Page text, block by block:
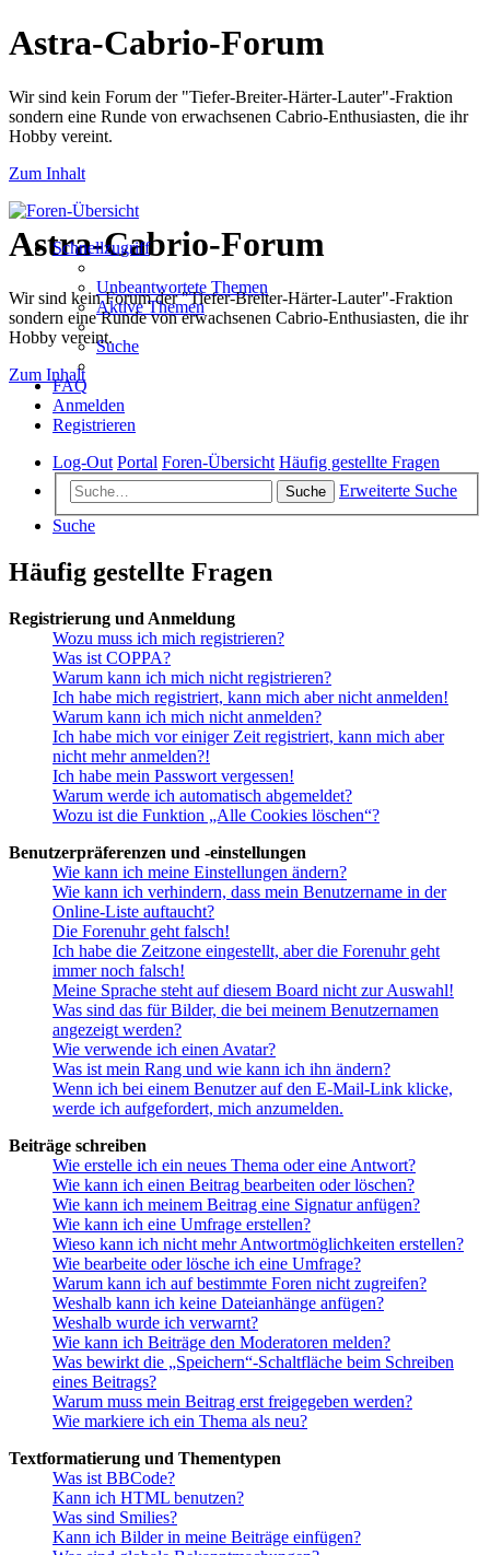
Astra-Cabrio-Forum
Wir sind kein Forum der "Tiefer-Breiter-Härter-Lauter"-Fraktion
sondern eine Runde von erwachsenen Cabrio-Enthusiasten, die ihr
Hobby vereint.
Zum Inhalt
Astra-Cabrio-Forum
Wir sind kein Forum der "Tiefer-Breiter-Härter-Lauter"-Fraktion
sondern eine Runde von erwachsenen Cabrio-Enthusiasten, die ihr
Hobby vereint.
Zum Inhalt
Schnellzugriff
Unbeantwortete Themen
Aktive Themen
Suche
FAQ
Anmelden
Registrieren
Log-Out Portal Foren-Übersicht Häufig gestellte Fragen
Suche
Erweiterte Suche
Suche
Häufig gestellte Fragen
Registrierung und Anmeldung
Wozu muss ich mich registrieren?
Was ist COPPA?
Warum kann ich mich nicht registrieren?
Ich habe mich registriert, kann mich aber nicht anmelden!
Warum kann ich mich nicht anmelden?
Ich habe mich vor einiger Zeit registriert, kann mich aber
nicht mehr anmelden?!
Ich habe mein Passwort vergessen!
Warum werde ich automatisch abgemeldet?
Wozu ist die Funktion „Alle Cookies löschen“?
Benutzerpräferenzen und -einstellungen
Wie kann ich meine Einstellungen ändern?
Wie kann ich verhindern, dass mein Benutzername in der
Online-Liste auftaucht?
Die Forenuhr geht falsch!
Ich habe die Zeitzone eingestellt, aber die Forenuhr geht
immer noch falsch!
Meine Sprache steht auf diesem Board nicht zur Auswahl!
Was sind das für Bilder, die bei meinem Benutzernamen
angezeigt werden?
Wie verwende ich einen Avatar?
Was ist mein Rang und wie kann ich ihn ändern?
Wenn ich bei einem Benutzer auf den E-Mail-Link klicke,
werde ich aufgefordert, mich anzumelden.
Beiträge schreiben
Wie erstelle ich ein neues Thema oder eine Antwort?
Wie kann ich einen Beitrag bearbeiten oder löschen?
Wie kann ich meinem Beitrag eine Signatur anfügen?
Wie kann ich eine Umfrage erstellen?
Wieso kann ich nicht mehr Antwortmöglichkeiten erstellen?
Wie bearbeite oder lösche ich eine Umfrage?
Warum kann ich auf bestimmte Foren nicht zugreifen?
Weshalb kann ich keine Dateianhänge anfügen?
Weshalb wurde ich verwarnt?
Wie kann ich Beiträge den Moderatoren melden?
Was bewirkt die „Speichern“-Schaltfläche beim Schreiben
eines Beitrags?
Warum muss mein Beitrag erst freigegeben werden?
Wie markiere ich ein Thema als neu?
Textformatierung und Thementypen
Was ist BBCode?
Kann ich HTML benutzen?
Was sind Smilies?
Kann ich Bilder in meine Beiträge einfügen?